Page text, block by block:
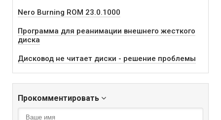
Nero Burning ROM 23.0.1000
Программа для реанимации внешнего жесткого
диска
Дисковод не читает диски - решение проблемы
Прокомментировать